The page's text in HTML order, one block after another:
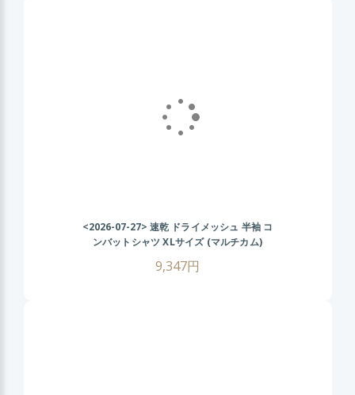
<2026-07-27> 速乾 ドライメッシュ 半袖 コ
ンバットシャツ XLサイズ (マルチカム)
抜群 戦闘服 サバゲー装備 サバイバルゲーム
9,347円